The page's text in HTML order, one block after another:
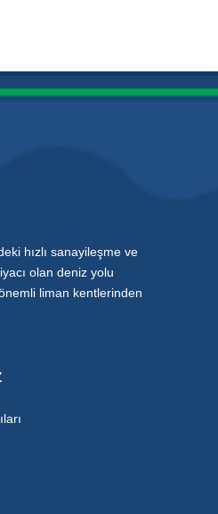
hızlı sanayileşme ve
olan deniz yolu
önemli liman kentlerinden